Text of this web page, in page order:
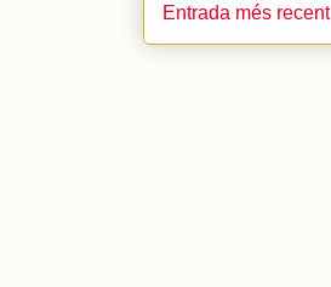
Entrada més recent